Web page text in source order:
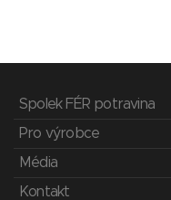
Spolek FÉR potravina
Pro výrobce
Média
Kontakt